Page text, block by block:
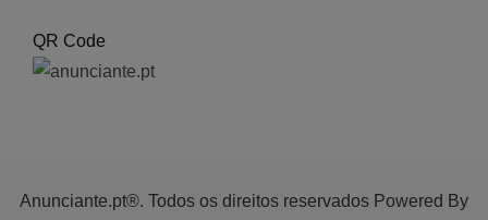
QR Code
Anunciante.pt®. Todos os direitos reservados Powered By